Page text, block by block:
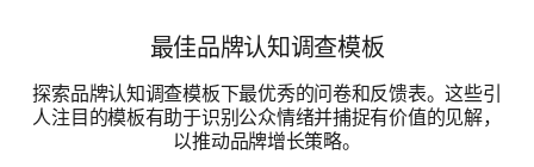
如果您有任何其他评论、建议或想法想与我们分
享，请上传一个文档/pdf文件。
上传一个或者多个文件
最佳品牌认知调查模板
探索品牌认知调查模板下最优秀的问卷和反馈表。这些引
人注目的模板有助于识别公众情绪并捕捉有价值的见解，
以推动品牌增长策略。